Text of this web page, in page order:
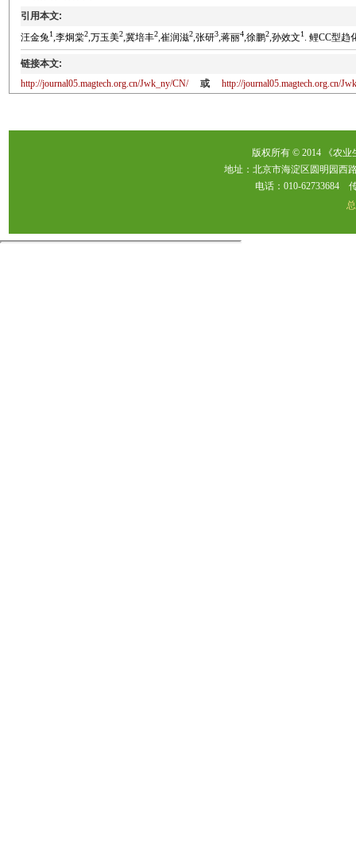
引用本文:
汪金兔1,李炯棠2,万玉美2,冀培丰2,崔润滋2,张研3,蒋丽4,徐鹏2,孙效文1 . 鲤CC型趋
链接本文:
http://journal05.magtech.org.cn/Jwk_ny/CN/
或 http://journal05.magtech.org.cn/
版权所有 © 2014 《农
地址：北京市海淀区圆明园西
电话：010-62733684